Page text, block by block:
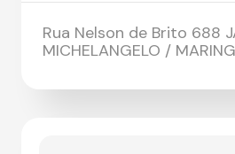
Rua Nelson de Brito 688
MICHELANGELO /